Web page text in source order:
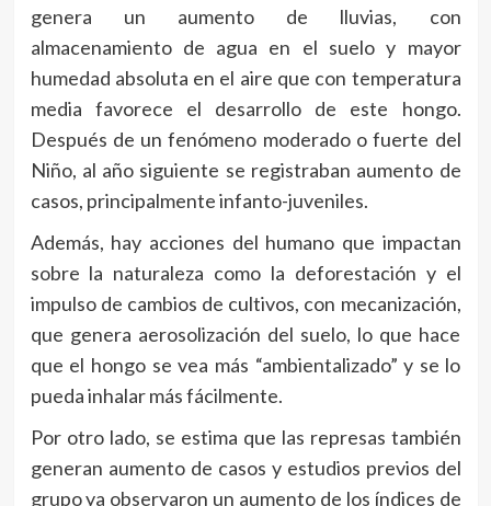
genera un aumento de lluvias, con
almacenamiento de agua en el suelo y mayor
humedad absoluta en el aire que con temperatura
media favorece el desarrollo de este hongo.
Después de un fenómeno moderado o fuerte del
Niño, al año siguiente se registraban aumento de
casos, principalmente infanto-juveniles.
Además, hay acciones del humano que impactan
sobre la naturaleza como la deforestación y el
impulso de cambios de cultivos, con mecanización,
que genera aerosolización del suelo, lo que hace
que el hongo se vea más “ambientalizado” y se lo
pueda inhalar más fácilmente.
Por otro lado, se estima que las represas también
generan aumento de casos y estudios previos del
grupo ya observaron un aumento de los índices de